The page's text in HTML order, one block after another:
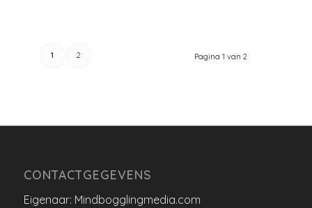
Pagina 1 van 2
1 2
CONTACTGEGEVENS
Eigenaar: Mindbogglingmedia.com